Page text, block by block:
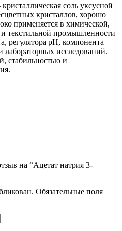
соль уксусной
кристаллов, хорошо
применяется в химической,
текстильной промышленности
регулятора pH, компонента
лабораторных исследований.
стабильностью и
на “Ацетат натрия 3-
Обязательные поля